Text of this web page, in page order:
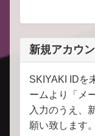
新規アカウ
SKIYAKI IDを
ームより「メ
入力のうえ、
願い致します。